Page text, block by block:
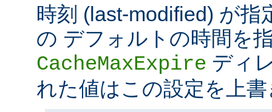
時刻 (last-modified) が
の デフォルトの時間を
CacheMaxExpire ディ
れた値はこの設定を上書